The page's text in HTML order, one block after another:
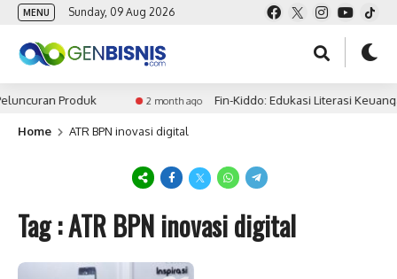
MENU Sunday, 09 Aug 2026
Produk 2 month ago Fin-Kiddo: Edukasi Literasi
Home ATR BPN inovasi digital
Tag : ATR BPN inovasi digital